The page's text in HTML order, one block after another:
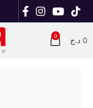
0 0 د.ج